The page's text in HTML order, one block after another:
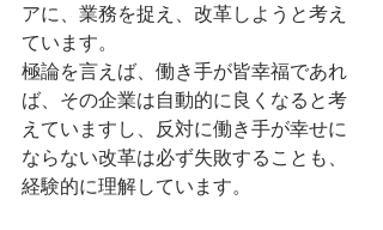
アに、業務を捉え、改革しようと考え
ています。
極論を言えば、働き手が皆幸福であれ
ば、その企業は自動的に良くなると考
えていますし、反対に働き手が幸せに
ならない改革は必ず失敗することも、
経験的に理解しています。